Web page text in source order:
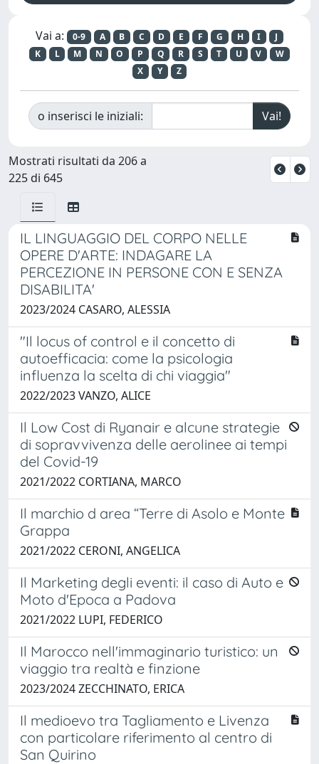
Vai a: 0-9 A B C D E F G H I
J
K
L M N O P Q R S T U V
W
X
Y Z
o inserisci le iniziali:
Mostrati risultati da 206 a
225 di 645
IL LINGUAGGIO DEL CORPO NELLE
OPERE D'ARTE: INDAGARE LA
PERCEZIONE IN PERSONE CON E SENZA
DISABILITA'
2023/2024 CASARO, ALESSIA
"Il locus of control e il concetto di
autoefficacia: come la psicologia
influenza la scelta di chi viaggia"
2022/2023 VANZO, ALICE
Il Low Cost di Ryanair e alcune strategie
di sopravvivenza delle aerolinee ai tempi
del Covid-19
2021/2022 CORTIANA, MARCO
Il marchio d area “Terre di Asolo e Monte
Grappa
2021/2022 CERONI, ANGELICA
Il Marketing degli eventi: il caso di Auto e
Moto d'Epoca a Padova
2021/2022 LUPI, FEDERICO
Il Marocco nell'immaginario turistico: un
viaggio tra realtà e finzione
2023/2024 ZECCHINATO, ERICA
Il medioevo tra Tagliamento e Livenza
con particolare riferimento al centro di
San Quirino